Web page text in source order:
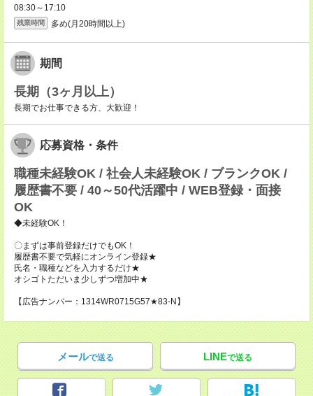
08:30～17:10
残業時間 多め(月20時間以上)
期間
長期（3ヶ月以上）
長期でお仕事できる方、大歓迎！
応募資格・条件
職種未経験OK / 社会人未経験OK / ブランクOK /
履歴書不要 / 40～50代活躍中 / WEB登録・面接
OK
◆未経験OK！
〇まずは事前登録だけでもOK！
履歴書不要で気軽にオンライン登録★
氏名・職種などを入力するだけ★
オシゴトただいま少しずつ増加中★
【広告ナンバー：1314WR0715G57★83-N】
メールで送る LINEで送る